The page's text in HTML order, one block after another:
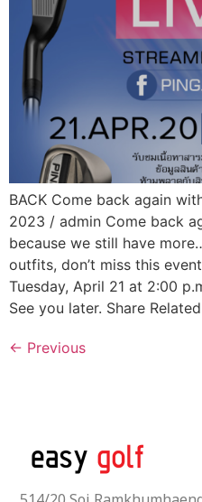
BACK Come back again
2023 / admin Come back
because we still have
outfits, don’t miss this
Tuesday, April 21 at 2:00
See you later. Share
← Previous